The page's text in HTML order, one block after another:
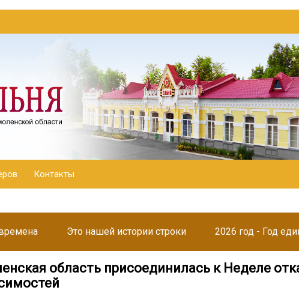
Контакты
Это нашей истории строки 2026 год - Год
область присоединилась к Неделе